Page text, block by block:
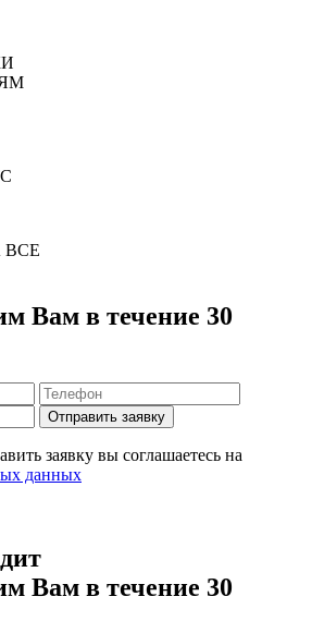
ВСЕ
Вам в течение 30
Отправить заявку
заявку вы соглашаетесь на
данных
Вам в течение 30